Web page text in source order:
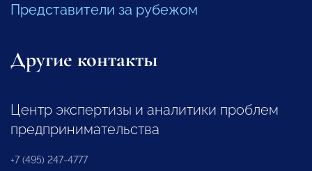
Представители за рубежом
Другие контакты
Центр экспертизы и аналитики проблем
предпринимательства
+7 (495) 247-4777